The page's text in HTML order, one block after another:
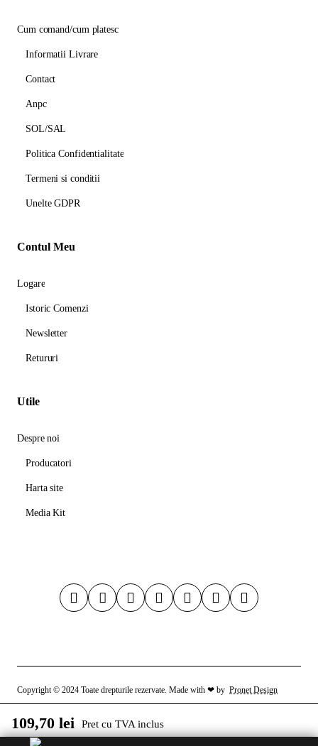
109,70 lei Pret cu TVA inclus
Cum comand/cum platesc
Informatii Livrare
Contact
Anpc
SOL/SAL
Politica Confidentialitate
Termeni si conditii
Unelte GDPR
Contul Meu
Logare
Istoric Comenzi
Newsletter
Retururi
Utile
Despre noi
Producatori
Harta site
Media Kit
Copyright © 2024 Toate drepturile rezervate. Made with ❤ by Pronet Design